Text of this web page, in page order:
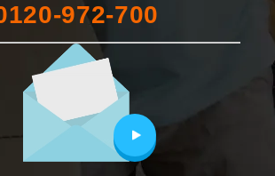
972-700